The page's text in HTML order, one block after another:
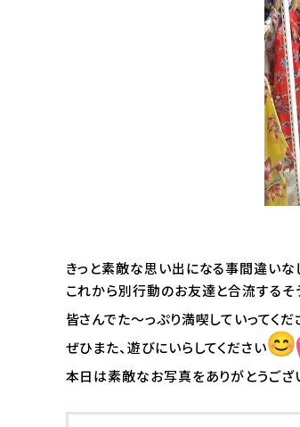
きっと素敵な思い出になる事間違いな
これから別行動のお友達と合流するそ
皆さんでた～っぷり満喫していってくだ
ぜひまた、遊びにいらしてください
本日は素敵なお写真をありがとうござ